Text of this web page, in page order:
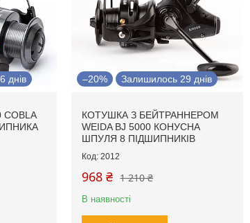
днів –20% Залишилось 29 днів
КОТУШКА З БЕЙТРАННЕРОМ
WEIDA BJ 5000 КОНУСНА
ШПУЛЯ 8 ПІДШИПНИКІВ
2012
1 210 ₴
968 ₴
В наявності